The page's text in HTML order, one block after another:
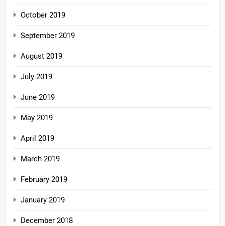
October 2019
September 2019
August 2019
July 2019
June 2019
May 2019
April 2019
March 2019
February 2019
January 2019
December 2018